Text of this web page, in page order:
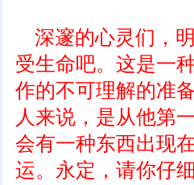
深邃的心灵们，
受生命吧。这是一
作的不可理解的准
人来说，是从他第
会有一种东西出现
运。永定，请你仔